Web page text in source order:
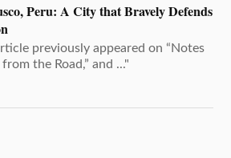
Peru: A City that Bravely Defends
previously appeared on “Notes
the Road,” and ..."